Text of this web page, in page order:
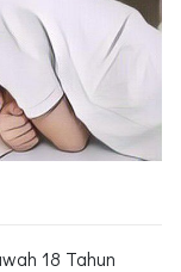
18 Tahun